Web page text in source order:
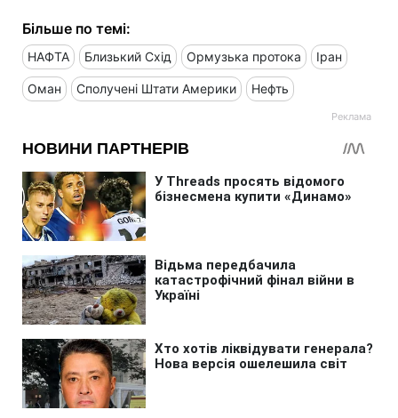
Більше по темі:
НАФТА Близький Схід Ормузька протока Іран
Оман Сполучені Штати Америки Нефть